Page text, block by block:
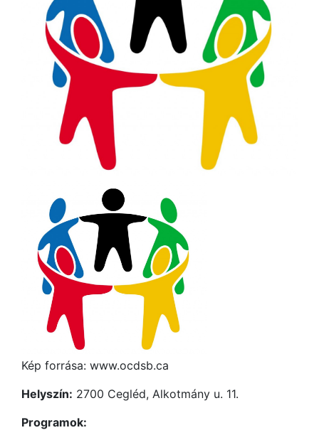
Kép forrása: www.ocdsb.ca
Helyszín: 2700 Cegléd, Alkotmány u. 11.
Programok: